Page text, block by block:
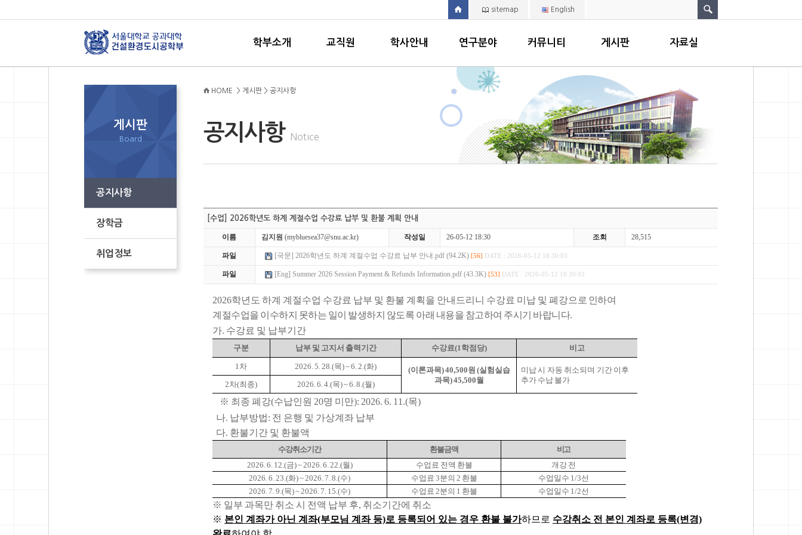
sitemap English
학부소개 교직원 학사안내 연구분야 커뮤니티 게시판 자료실
게시판
Board
공지사항
장학금
취업정보
공지사항 Notice
HOME > 게시판 > 공지사항
[수업] 2026학년도 하계 계절수업 수강료 납부 및 환불 계획 안내
이름 김지원 (mybluesea37@snu.ac.kr) 작성일 26-05-12 18:30 조회 28,515
파일 [국문] 2026학년도 하계 계절수업 수강료 납부 안내.pdf (94.2K) [56] DATE : 2026-05-12 18:30:03
파일 [Eng] Summer 2026 Session Payment & Refunds Information.pdf (43.3K) [53] DATE : 2026-05-12 18:30:03
2026학년도 하계 계절수업 수강료 납부 및 환불 계획을 안내드리니 수강료 미납 및 폐강으로 인하여
계절수업을 이수하지 못하는 일이 발생하지 않도록 아래 내용을 참고하여 주시기 바랍니다.
가. 수강료 및 납부기간
구분 납부 및 고지서 출력기간 수강료(1학점당) 비고
1차 2026. 5. 28.(목) ~ 6. 2.(화)
(이론과목) 40,500원 (실험실습
과목) 45,500월
미납 시 자동 취소되며 기간 이후
추가 수납 불가
2차(최종) 2026. 6. 4.(목) ~ 6. 8.(월)
※ 최종 폐강(수납인원 20명 미만): 2026. 6. 11.(목)
나. 납부방법: 전 은행 및 가상계좌 납부
다. 환불기간 및 환불액
수강 취소 기간 환불 금액
비고
2026. 6. 12.(금) ~ 2026. 6. 22.(월)
수업료 전액 환불
개강 전
2026. 6. 23.(화) ~ 2026. 7. 8.(수)
수업료 3분의 2 환불
수업일수 1/3선
2026. 7. 9.(목) ~ 2026. 7. 15.(수)
수업료 2분의 1 환불 수업일수 1/2선
※ 일부 과목만 취소 시 전액 납부 후, 취소기간에 취소
※ 본인 계좌가 아닌 계좌(부모님 계좌 등)로 등록되어 있는 경우 환불 불가하므로 수강취소 전 본인 계좌로 등록(변경)